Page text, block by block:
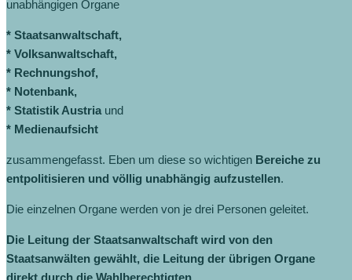
unabhängigen Organe
* Staatsanwaltschaft,
* Volksanwaltschaft,
* Rechnungshof,
* Notenbank,
* Statistik Austria und
* Medienaufsicht
zusammengefasst. Eben um diese so wichtigen Bereiche zu
entpolitisieren und völlig unabhängig aufzustellen.
Die einzelnen Organe werden von je drei Personen geleitet.
Die Leitung der Staatsanwaltschaft wird von den
Staatsanwälten gewählt, die Leitung der übrigen Organe
direkt durch die Wahlberechtigten.